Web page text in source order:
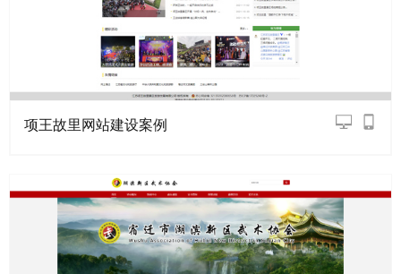
项王故里网站建设案例